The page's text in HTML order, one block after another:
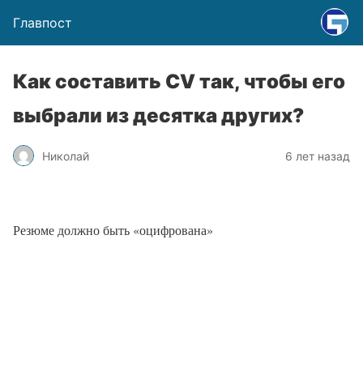
Главпост
Как составить CV так, чтобы его
выбрали из десятка других?
Николай 6 лет назад
Резюме должно быть «оцифрована»